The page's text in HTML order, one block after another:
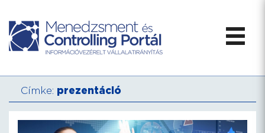
Címke: prezentáció